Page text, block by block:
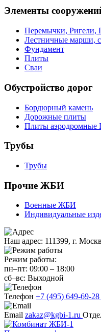
Элементы
Перемычки, Ригели,
Лестничные марши,
Фундамент
Плиты
Сваи
Обустройство дорог
Бордюрный камень
Дорожные плиты
Плиты
Трубы
Трубы
Прочие ЖБИ
Военные ЖБИ
Индивидуальные
Наш адрес: 111399, г.
Режим работы:
пн–пт: 09:00 – 18:00
сб–вс: Выходной
Телефон +7 (495) 649-69-28
Email zakaz@kgbi-1.ru